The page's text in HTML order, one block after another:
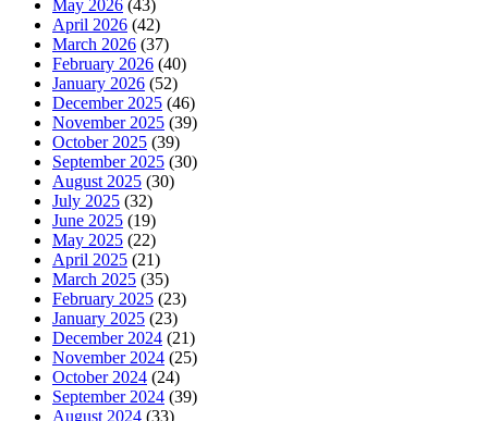
May 2026 (43)
April 2026 (42)
March 2026 (37)
February 2026 (40)
January 2026 (52)
December 2025 (46)
November 2025 (39)
October 2025 (39)
September 2025 (30)
August 2025 (30)
July 2025 (32)
June 2025 (19)
May 2025 (22)
April 2025 (21)
March 2025 (35)
February 2025 (23)
January 2025 (23)
December 2024 (21)
November 2024 (25)
October 2024 (24)
September 2024 (39)
August 2024 (33)